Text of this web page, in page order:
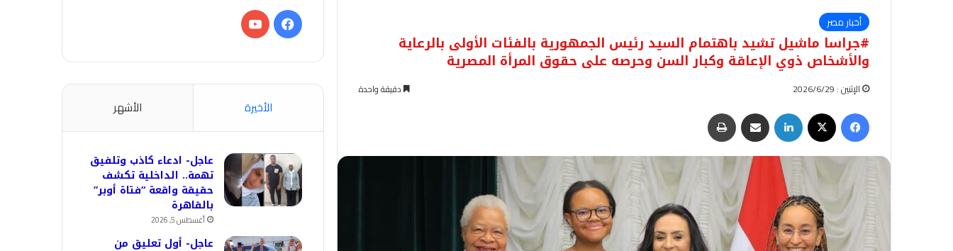
أخبار مصر
#جراسا ماشيل تشيد باهتمام السيد رئيس الجمهورية بالفئات الأولى بالرعاية
والأشخاص ذوي الإعاقة وكبار السن وحرصه على حقوق المرأة المصرية
الإثنين : 2026/6/29 دقيقة واحدة
فيسبوك لينكدإن مشاركة عبر البريد
فيسبوك‫YouTube
الأخيرة الأشهر
عاجل- ادعاء كاذب وتلفيق
تهمة.. الداخلية تكشف
حقيقة واقعة “فتاة أوبر”
بالقاهرة
أغسطس 5, 2026
عاجل- أول تعليق من